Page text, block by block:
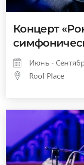
Концерт
Июнь -
Roof Place